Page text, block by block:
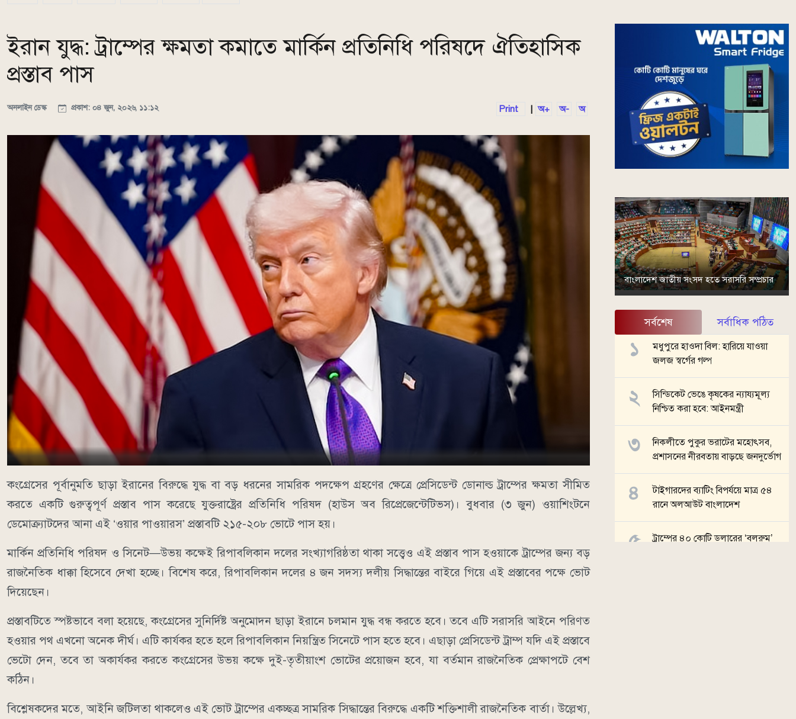
ইরান যুদ্ধ: ট্রাম্পের ক্ষমতা কমাতে মার্কিন প্রতিনিধি পরিষদে ঐতিহাসিক
প্রস্তাব পাস
অনলাইন ডেস্ক প্রকাশ: ০৪ জুন, ২০২৬, ১১:১২ Print অ+ অ- অ
কংগ্রেসের পূর্বানুমতি ছাড়া ইরানের বিরুদ্ধে যুদ্ধ বা বড় ধরনের সামরিক পদক্ষেপ গ্রহণের ক্ষেত্রে প্রেসিডেন্ট ডোনাল্ড ট্রাম্পের ক্ষমতা সীমিত
করতে একটি গুরুত্বপূর্ণ প্রস্তাব পাস করেছে যুক্তরাষ্ট্রের প্রতিনিধি পরিষদ (হাউস অব রিপ্রেজেন্টেটিভস)। বুধবার (৩ জুন) ওয়াশিংটনে
ডেমোক্র্যাটদের আনা এই ‘ওয়ার পাওয়ারস’ প্রস্তাবটি ২১৫-২০৮ ভোটে পাস হয়।
মার্কিন প্রতিনিধি পরিষদ ও সিনেট—উভয় কক্ষেই রিপাবলিকান দলের সংখ্যাগরিষ্ঠতা থাকা সত্ত্বেও এই প্রস্তাব পাস হওয়াকে ট্রাম্পের জন্য বড়
রাজনৈতিক ধাক্কা হিসেবে দেখা হচ্ছে। বিশেষ করে, রিপাবলিকান দলের ৪ জন সদস্য দলীয় সিদ্ধান্তের বাইরে গিয়ে এই প্রস্তাবের পক্ষে ভোট
দিয়েছেন।
প্রস্তাবটিতে স্পষ্টভাবে বলা হয়েছে, কংগ্রেসের সুনির্দিষ্ট অনুমোদন ছাড়া ইরানে চলমান যুদ্ধ বন্ধ করতে হবে। তবে এটি সরাসরি আইনে পরিণত
হওয়ার পথ এখনো অনেক দীর্ঘ। এটি কার্যকর হতে হলে রিপাবলিকান নিয়ন্ত্রিত সিনেটে পাস হতে হবে। এছাড়া প্রেসিডেন্ট ট্রাম্প যদি এই প্রস্তাবে
ভেটো দেন, তবে তা অকার্যকর করতে কংগ্রেসের উভয় কক্ষে দুই-তৃতীয়াংশ ভোটের প্রয়োজন হবে, যা বর্তমান রাজনৈতিক প্রেক্ষাপটে বেশ
কঠিন।
বিশ্লেষকদের মতে, আইনি জটিলতা থাকলেও এই ভোট ট্রাম্পের একচ্ছত্র সামরিক সিদ্ধান্তের বিরুদ্ধে একটি শক্তিশালী রাজনৈতিক বার্তা। উল্লেখ্য,
বাংলাদেশ জাতীয় সংসদ হতে সরাসরি সম্প্রচার
সর্বশেষ সর্বাধিক পঠিত
মধুপুরে হাওদা বিল: হারিয়ে যাওয়া
জলজ স্বর্গের গল্প
সিন্ডিকেট ভেঙে কৃষকের ন্যায্যমূল্য
নিশ্চিত করা হবে: আইনমন্ত্রী
নিকলীতে পুকুর ভরাটের মহোৎসব,
প্রশাসনের নীরবতায় বাড়ছে জনদুর্ভোগ
টাইগারদের ব্যাটিং বিপর্যয়ে মাত্র ৫৪
রানে অলআউট বাংলাদেশ
ট্রাম্পের ৪০ কোটি ডলারের ‘বলরুম’